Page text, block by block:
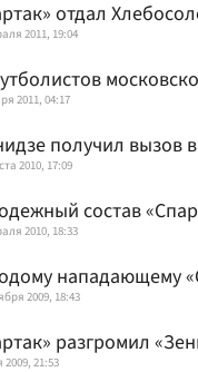
отдал
2011, 19:04
2011, 04:17
получил вызов
2010, 17:09
состав
2010, 18:33
нападающему
2009, 18:43
разгромил
21:53